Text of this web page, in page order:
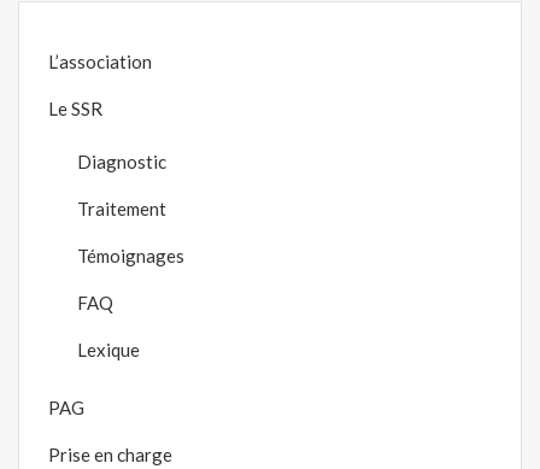
L’association
Le SSR
Diagnostic
Traitement
Témoignages
FAQ
Lexique
PAG
Prise en charge